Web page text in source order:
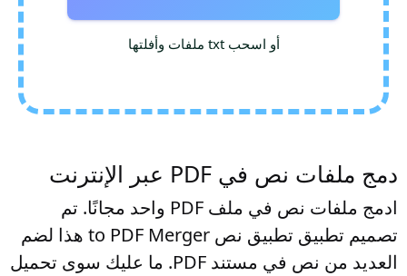
أو اسحب txt ملفات وأفلتها
دمج ملفات نص في PDF عبر الإنترنت
ادمج ملفات نص في ملف PDF واحد مجانًا. تم
تصميم تطبيق تطبيق نص to PDF Merger هذا لضم
العديد من نص في مستند PDF. ما عليك سوى تحميل